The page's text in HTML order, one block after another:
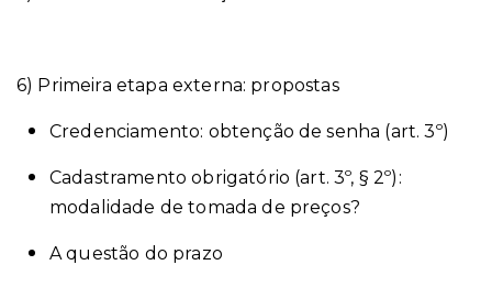
6) Primeira etapa externa: propostas
Credenciamento: obtenção de senha (art. 3º)
Cadastramento obrigatório (art. 3º, § 2º):
modalidade de tomada de preços?
A questão do prazo